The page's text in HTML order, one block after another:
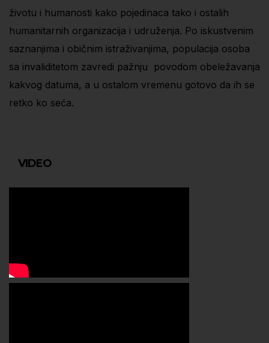
životu i humanosti kako pojedinaca tako i ostalih
humanitarnih organizacija i udruženja. Po iskustvenim
saznanjima i običnim istraživanjima, populacija osoba
sa invaliditetom zavredi pažnju povodom obeležavanja
kakvog datuma, a u ostalom vremenu gotovo da ih se
retko ko seća.
VIDEO